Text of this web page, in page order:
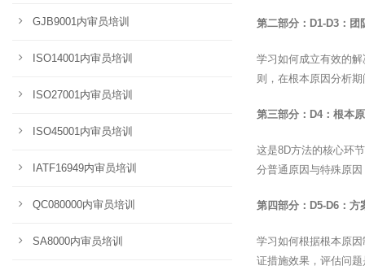
第二部分：D1-D3：团
学习如何成立有效的
则，在根本原因分析
第三部分：D4：根本
这是8D方法的核心环
分普通原因与特殊原
第四部分：D5-D6：方
学习如何根据根本原
证措施效果，评估问
GJB9001内审员培训
ISO14001内审员培训
ISO27001内审员培训
ISO45001内审员培训
IATF16949内审员培训
QC080000内审员培训
SA8000内审员培训